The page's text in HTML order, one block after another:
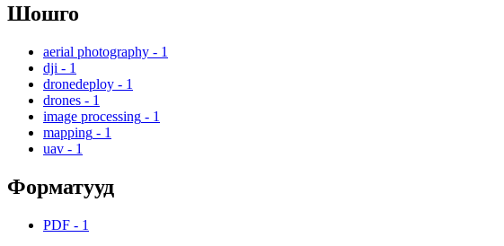
Шошго
aerial photography - 1
dji - 1
dronedeploy - 1
drones - 1
image processing - 1
mapping - 1
uav - 1
Форматууд
PDF - 1